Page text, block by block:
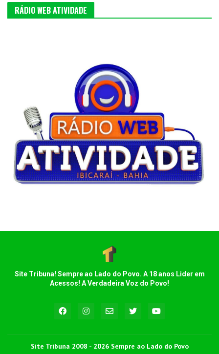
RÁDIO WEB ATIVIDADE
Site Tribuna! Sempre ao Lado do Povo. A 18 anos Lider em
Acessos! A Verdadeira Voz do Povo!
Site Tribuna 2008 - 2026 Sempre ao Lado do Povo